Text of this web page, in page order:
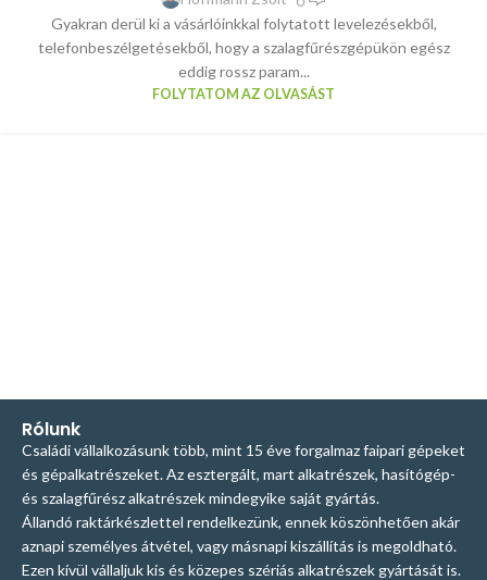
Gyakran derül ki a vásárlóinkkal folytatott levelezésekből,
telefonbeszélgetésekből, hogy a szalagfűrészgépükön egész
eddig rossz param...
FOLYTATOM AZ OLVASÁST
Rólunk
Családi vállalkozásunk több, mint 15 éve forgalmaz faipari gépeket
és gépalkatrészeket. Az esztergált, mart alkatrészek, hasítógép-
és szalagfűrész alkatrészek mindegyike saját gyártás.
Állandó raktárkészlettel rendelkezünk, ennek köszönhetően akár
aznapi személyes átvétel, vagy másnapi kiszállítás is megoldható.
Ezen kívül vállaljuk kis és közepes szériás alkatrészek gyártását is.